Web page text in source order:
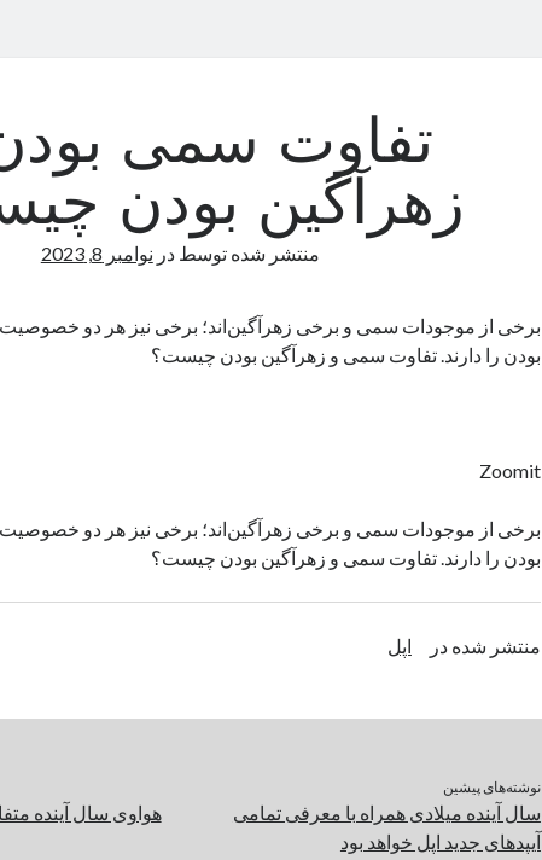
تفاوت سمی
زهرآگین بودن
منتشر شده توسطدر نوامبر 8, 2023
برخی از موجودات سمی و برخی زهرآگین‌اند؛ برخی نیز هر دو
بودن را دارند. تفاوت سمی و زهرآگین بودن چیست؟
Zoomit
برخی از موجودات سمی و برخی زهرآگین‌اند؛ برخی نیز هر دو
بودن را دارند. تفاوت سمی و زهرآگین بودن چیست؟
منتشر شده در اپل
نوشته‌های پیشین
سال آینده میلادی همراه با معرفی تمامی
آیپدهای جدید اپل خواهد بود
هواوی سال آینده